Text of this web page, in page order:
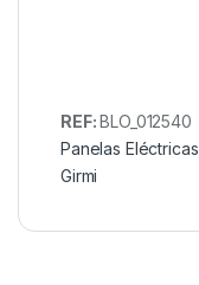
REF:BLO_012540
Panelas Eléctricas
Girmi